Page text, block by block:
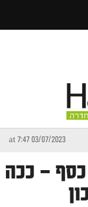
03/07/2023 at 7:47
– ככה